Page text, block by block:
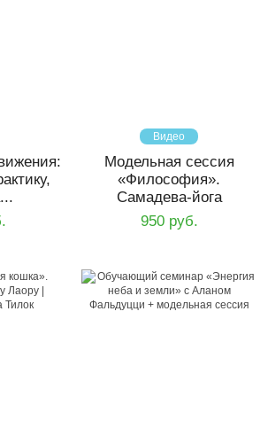
Видео
Модельная сессия
«Философия».
Самадева-йога
950 руб.